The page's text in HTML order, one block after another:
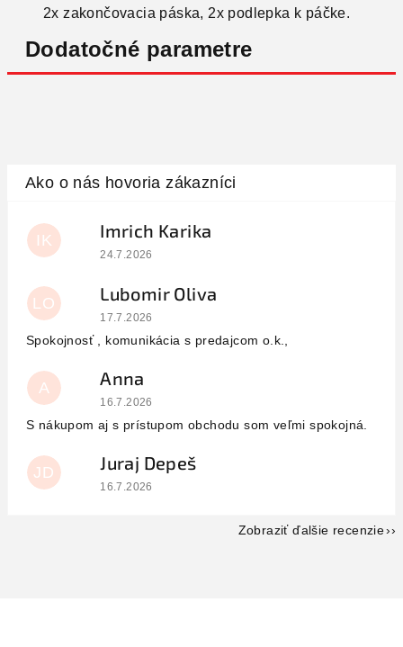
2x zakončovacia páska, 2x podlepka k páčke.
Dodatočné parametre
IK Imrich Karika
Hodnotenie obchodu je 5 z 5 hviezdičiek.
24.7.2026
LO Lubomir Oliva
Hodnotenie obchodu je 5 z 5 hviezdičiek.
17.7.2026
Spokojnosť , komunikácia s predajcom o.k.,
A Anna
Hodnotenie obchodu je 5 z 5 hviezdičiek.
16.7.2026
S nákupom aj s prístupom obchodu som veľmi spokojná.
JD Juraj Depeš
Hodnotenie obchodu je 5 z 5 hviezdičiek.
16.7.2026
Zobraziť ďalšie recenzie